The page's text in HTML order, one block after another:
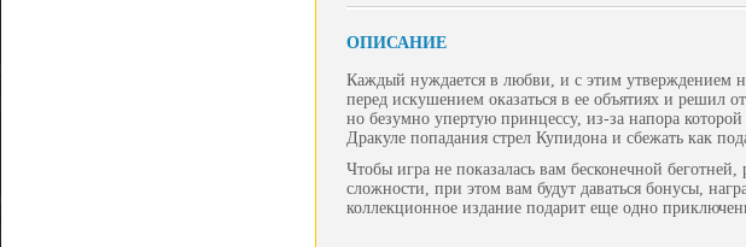
ОПИСАНИЕ
Каждый нуждается в любви, и с этим утверждением
перед искушением оказаться в ее объятиях и решил
но безумно упертую принцессу, из-за напора
Дракуле попадания стрел Купидона и сбежать как
Чтобы игра не показалась вам бесконечной
сложности, при этом вам будут даваться бонусы,
коллекционное издание подарит еще одно